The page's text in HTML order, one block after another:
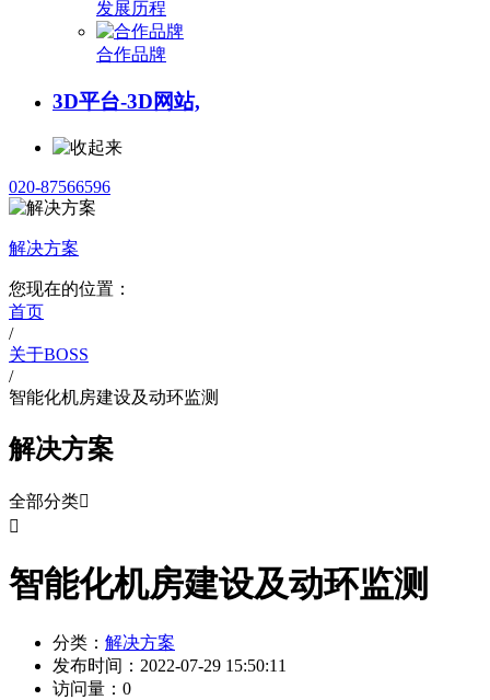
发展历程
合作品牌
3D平台-3D网站,
020-87566596
解决方案
您现在的位置：
首页
/
关于BOSS
/
智能化机房建设及动环监测
解决方案
全部分类

智能化机房建设及动环监测
分类： 解决方案
发布时间： 2022-07-29 15:50:11
访问量： 0